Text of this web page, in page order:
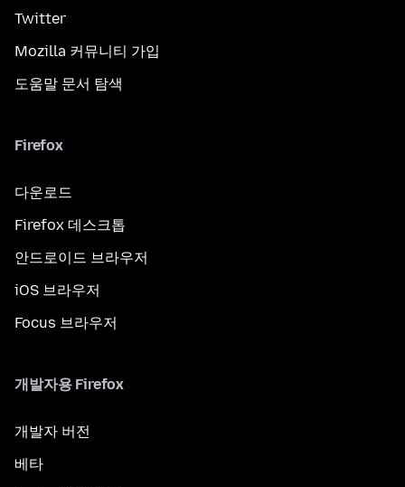
Twitter
Mozilla 커뮤니티 가입
도움말 문서 탐색
Firefox
다운로드
Firefox 데스크톱
안드로이드 브라우저
iOS 브라우저
Focus 브라우저
개발자용 Firefox
개발자 버전
베타